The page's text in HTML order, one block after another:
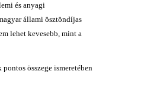
és anyagi
állami ösztöndíjas
lehet kevesebb, mint a
összege ismeretében